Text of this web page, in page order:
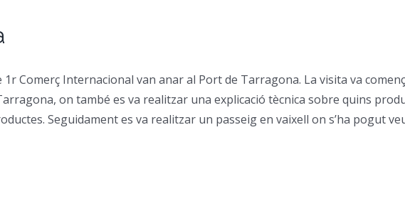
1r Comerç Internacional van anar al Port de Tarragona. La visita va
on també es va realitzar una explicació tècnica sobre quins
Seguidament es va realitzar un passeig en vaixell on s’ha pogut